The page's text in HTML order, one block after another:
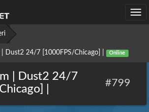
| Dust2 24/7 [1000FPS/Chicago] | Online
| Dust2 24/7
|
#799